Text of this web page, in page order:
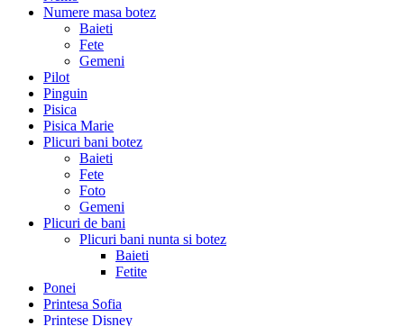
Numere masa botez
Baieti
Fete
Gemeni
Pilot
Pinguin
Pisica
Pisica Marie
Plicuri bani botez
Baieti
Fete
Foto
Gemeni
Plicuri de bani
Plicuri bani nunta si botez
Baieti
Fetite
Ponei
Printesa Sofia
Printese Disney